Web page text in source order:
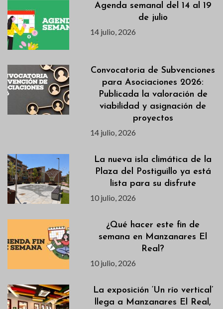
Agenda semanal del 14 al 19
de julio
14 julio, 2026
Convocatoria de Subvenciones
para Asociaciones 2026:
Publicada la valoración de
viabilidad y asignación de
proyectos
14 julio, 2026
La nueva isla climática de la
Plaza del Postiguillo ya está
lista para su disfrute
10 julio, 2026
¿Qué hacer este fin de
semana en Manzanares El
Real?
10 julio, 2026
La exposición ‘Un río vertical’
llega a Manzanares El Real,